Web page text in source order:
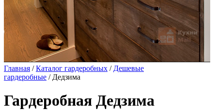
Главная /Каталог гардеробных / Дешевые
гардеробные / Дедзима
Гардеробная Дедзима